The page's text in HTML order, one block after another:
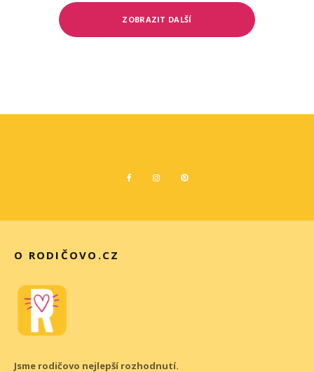
ZOBRAZIT DALŠÍ
O RODIČOVO.CZ
Jsme rodičovo nejlepší rozhodnutí.